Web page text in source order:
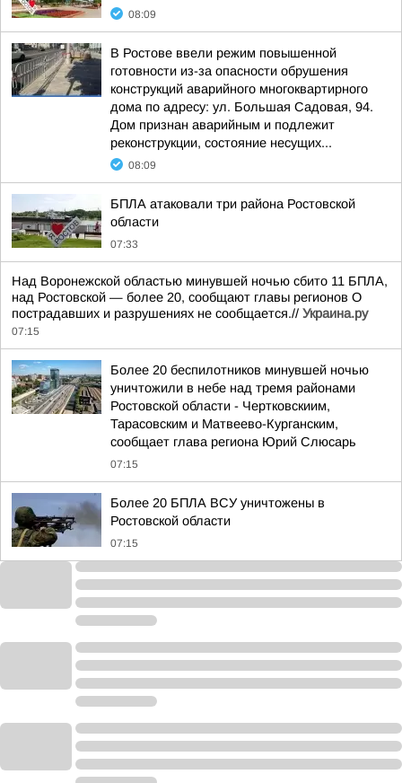
08:09
В Ростове ввели режим повышенной
готовности из-за опасности обрушения
конструкций аварийного многоквартирного
дома по адресу: ул. Большая Садовая, 94.
Дом признан аварийным и подлежит
реконструкции, состояние несущих...
08:09
БПЛА атаковали три района Ростовской
области
07:33
Над Воронежской областью минувшей ночью сбито 11 БПЛА,
над Ростовской — более 20, сообщают главы регионов О
пострадавших и разрушениях не сообщается.// Украина.ру
07:15
Более 20 беспилотников минувшей ночью
уничтожили в небе над тремя районами
Ростовской области - Чертковскиим,
Тарасовским и Матвеево-Курганским,
сообщает глава региона Юрий Слюсарь
07:15
Более 20 БПЛА ВСУ уничтожены в
Ростовской области
07:15